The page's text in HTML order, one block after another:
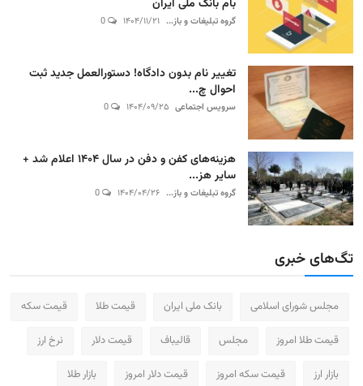
بام بانک ملی ایران
گروه تبلیغات و باز... ۱۴۰۴/۱۱/۲۱
تغییر نام بدون دادگاه! دستورالعمل جدید ثبت
احوال چ...
سرویس اجتماعی ۱۴۰۴/۰۹/۲۵
هزینه‌های کفن و دفن در سال ۱۴۰۴ اعلام شد +
سایر هز...
گروه تبلیغات و باز... ۱۴۰۴/۰۴/۲۶
تگ‌های خبری
مجلس شورای اسلامی بانک ملی ایران قیمت طلا قیمت سکه
قیمت طلا امروز مجلس قالیباف قیمت دلار نرخ ارز
بازار ارز قیمت سکه امروز قیمت دلار امروز بازار طلا